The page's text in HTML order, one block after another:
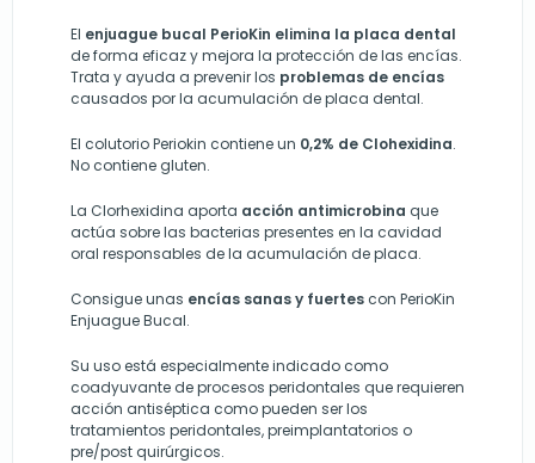
El enjuague bucal PerioKin elimina la placa dental
de forma eficaz y mejora la protección de las encías.
Trata y ayuda a prevenir los problemas de encías
causados por la acumulación de placa dental.
El colutorio Periokin contiene un 0,2% de Clohexidina.
No contiene gluten.
La Clorhexidina aporta acción antimicrobina que
actúa sobre las bacterias presentes en la cavidad
oral responsables de la acumulación de placa.
Consigue unas encías sanas y fuertes con PerioKin
Enjuague Bucal.
Su uso está especialmente indicado como
coadyuvante de procesos peridontales que requieren
acción antiséptica como pueden ser los
tratamientos peridontales, preimplantatorios o
pre/post quirúrgicos.